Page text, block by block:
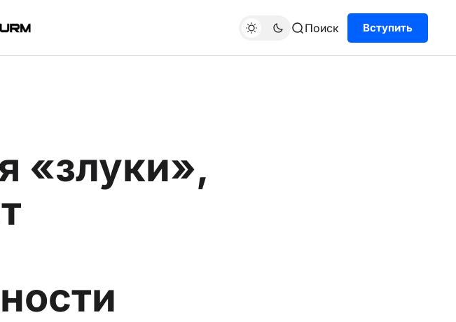
Поиск Вступить
«злуки»,